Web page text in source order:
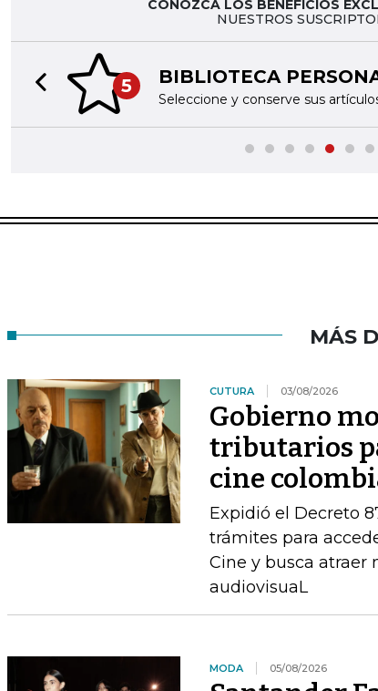
CONOZCA LOS BENEFICIOS
NUESTROS
5 BIBLIOTECA
Seleccione y conserve sus
Previous slide
MÁS
CUTURA 03/08/2026
Gobierno
tributarios
cine
Expidió el Decreto
trámites para
Cine y busca atraer
audiovisuaL
MODA 05/08/2026